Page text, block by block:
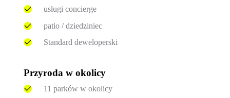
usługi concierge
patio / dziedziniec
Standard deweloperski
Przyroda w okolicy
11 parków w okolicy